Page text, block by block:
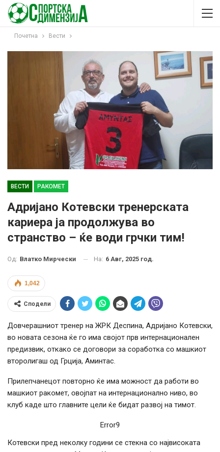
Почетна Вести
ВЕСТИ РАКОМЕТ
Адријано Котевски тренерската
кариера ја продолжува во
странство – ќе води грчки тим!
Од: Влатко Мирчески На: 6 Авг, 2025 год.
1,042
Сподели
Довчерашниот тренер на ЖРК Деспина, Адријано Котевски,
во новата сезона ќе го има својот прв интернационален
предизвик, откако се договори за соработка со машкиот
второлигаш од Грција, Аминтас.
Прилепчанецот повторно ќе има можност да работи во
машкиот ракомет, овојпат на интернационално ниво, во
клуб каде што главните цели ќе бидат развој на тимот.
Error9
Котевски пред неколку години се стекна со највисоката